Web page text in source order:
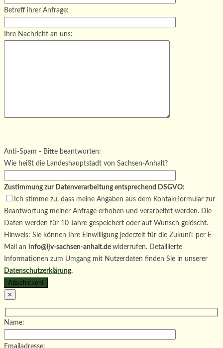
Betreff ihrer Anfrage:
Ihre Nachricht an uns:
Bitte lasse dieses Feld leer.
Anti-Spam - Bitte beantworten:
Wie heißt die Landeshauptstadt von Sachsen-Anhalt?
Zustimmung zur Datenverarbeitung entsprechend DSGVO:
Ich stimme zu, dass meine Angaben aus dem Kontaktformular zur
Beantwortung meiner Anfrage erhoben und verarbeitet werden. Die
Daten werden für 10 Jahre gespeichert oder auf Wunsch gelöscht.
Hinweis: Sie können Ihre Einwilligung jederzeit für die Zukunft per E-
Mail an info@ljv-sachsen-anhalt.de widerrufen. Detaillierte
Informationen zum Umgang mit Nutzerdaten finden Sie in unserer
Datenschutzerklärung.
×
Name:
Emailadresse: